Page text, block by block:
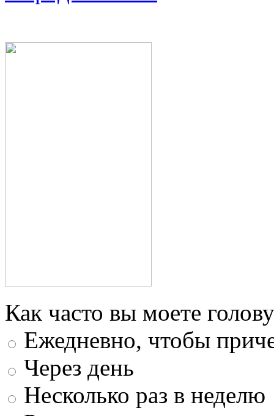
Как часто вы моете
Ежедневно, чтобы
Через день
Несколько раз в неделю